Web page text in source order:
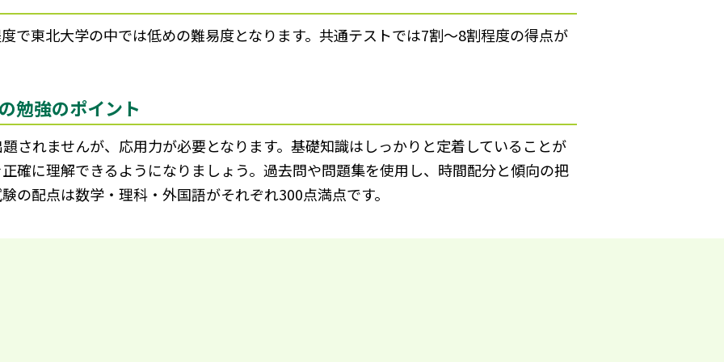
で東北大学の中では低めの難易度となります。共通テストでは7割～8割程度の得点が
勉強のポイント
されませんが、応用力が必要となります。基礎知識はしっかりと定着していることが
確に理解できるようになりましょう。過去問や問題集を使用し、時間配分と傾向の把
の配点は数学・理科・外国語がそれぞれ300点満点です。